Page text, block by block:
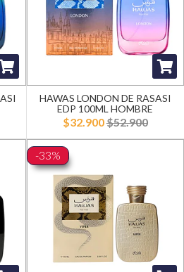
HAWAS LONDON DE RASASI
EDP 100ML HOMBRE
$32.900$52.900
-33%